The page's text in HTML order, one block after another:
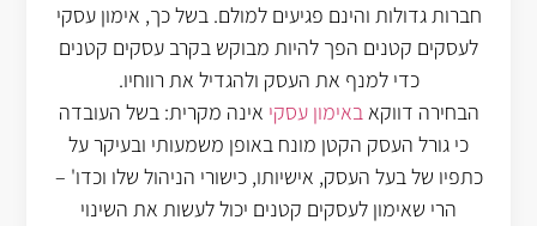
חברות גדולות והינם פגיעים למולם. בשל כך, אימון עסקי
לעסקים קטנים הפך להיות מבוקש בקרב עסקים קטנים
כדי למנף את העסק ולהגדיל את רווחיו.
הבחירה דווקאבאימון עסקי אינה מקרית: בשל העובדה
כי גורל העסק הקטן מונח באופן משמעותי ובעיקר על
כתפיו של בעל העסק, אישיותו, כישורי הניהול שלו וכדו' –
הרי שאימון לעסקים קטנים יכול לעשות את השינוי